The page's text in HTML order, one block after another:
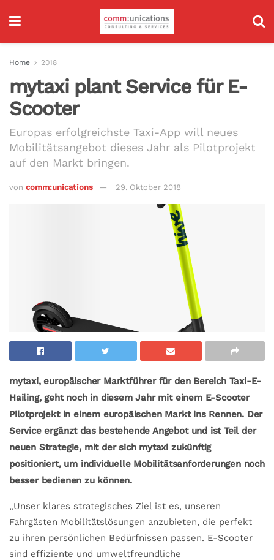
Home 2018
mytaxi plant Service für E-
Scooter
Europas erfolgreichste Taxi-App will neues
Mobilitätsangebot dieses Jahr als Pilotprojekt
auf den Markt bringen.
von comm:unications 29. Oktober 2018
mytaxi, europäischer Marktführer für den Bereich Taxi-E-
Hailing, geht noch in diesem Jahr mit einem E-Scooter
Pilotprojekt in einem europäischen Markt ins Rennen. Der
Service ergänzt das bestehende Angebot und ist Teil der
neuen Strategie, mit der sich mytaxi zukünftig
positioniert, um individuelle Mobilitätsanforderungen noch
besser bedienen zu können.
„Unser klares strategisches Ziel ist es, unseren
Fahrgästen Mobilitätslösungen anzubieten, die perfekt
zu ihren persönlichen Bedürfnissen passen. E-Scooter
sind effiziente und umweltfreundliche